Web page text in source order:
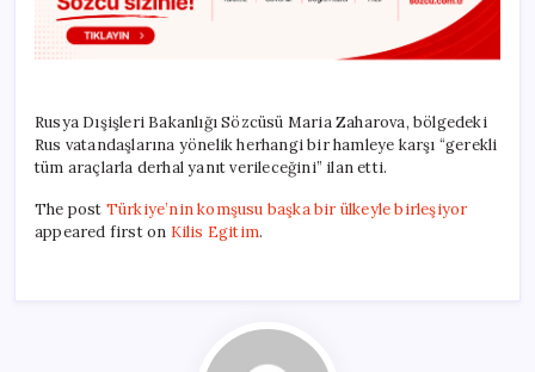
Rusya Dışişleri Bakanlığı Sözcüsü Maria Zaharova, bölgedeki
Rus vatandaşlarına yönelik herhangi bir hamleye karşı “gerekli
tüm araçlarla derhal yanıt verileceğini” ilan etti.
The post Türkiye’nin komşusu başka bir ülkeyle birleşiyor
appeared first on Kilis Egitim.